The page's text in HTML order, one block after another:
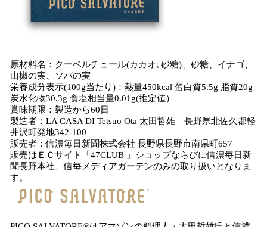
原材料名：クーベルチュール(カカオ､砂糖)、砂糖、イナゴ、
山椒の実、ソバの実
栄養成分表示(100g当たり)：熱量450kcal 蛋白質5.5g 脂質20g
炭水化物30.3g 食塩相当量0.01g(推定値）
賞味期限：製造から60日
製造者：LA CASA DI Tetsuo Ota 太田哲雄 長野県北佐久郡軽
井沢町発地342-100
販売者：信濃毎日新聞株式会社 長野県長野市南県町657
販売はＥＣサイト「47CLUB 」ショップならびに信濃毎日新
聞長野本社、信毎メディアガーデンのみの取り扱いとなりま
す。